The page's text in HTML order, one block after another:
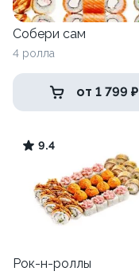
Собери сам
4 ролла
от 1 799 ₽
9.4
Рок-н-роллы